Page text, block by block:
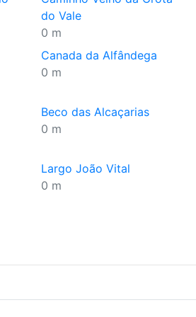
do Vale
0 m
Canada da Alfândega
0 m
Beco das Alcaçarias
0 m
Largo João Vital
0 m